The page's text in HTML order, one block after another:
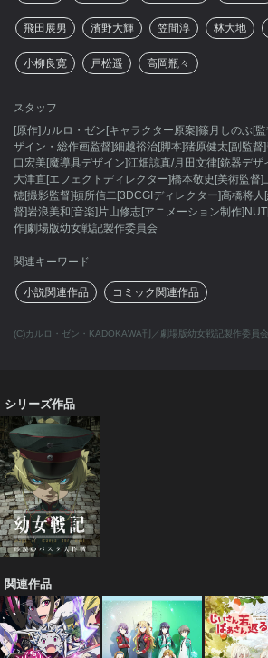
飛田展男 濱野大輝 笠間淳 林大地
小柳良寛 戸松遥 高岡瓶々
スタッフ
[原作]カルロ・ゼン[キャラクター原案]篠月しのぶ[
ザイン・総作画監督]細越裕治[脚本]猪原健太[副監督
口宏美[魔導具デザイン]江畑諒真/月田文律[銃器デ
大津直[エフェクトディレクター]橋本敬史[美術監督
穂[撮影監督]頓所信二[3DCGIディレクター]高橋将人
督]岩浪美和[音楽]片山修志[アニメーション制作
作]劇場版幼女戦記製作委員会
関連キーワード
小説関連作品 コミック関連作品
(C)カルロ・ゼン・KADOKAWA刊／劇場版幼女戦記製作委員会
シリーズ作品
関連作品